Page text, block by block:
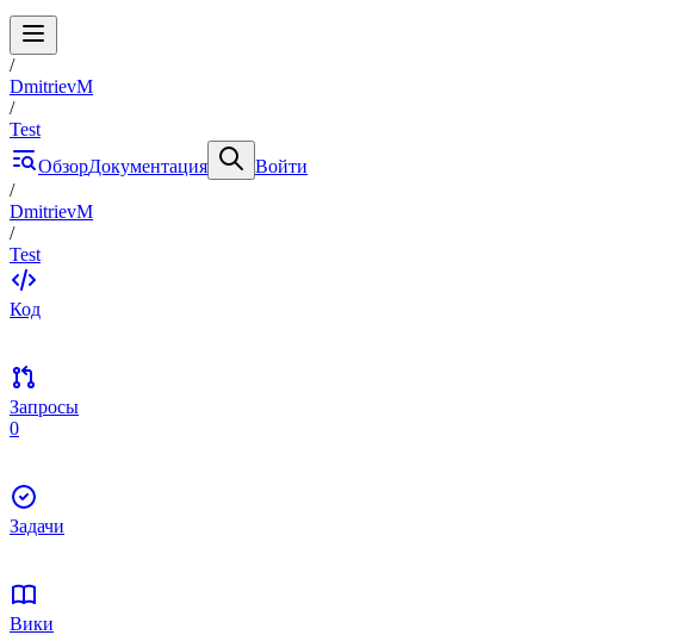
/
DmitrievM
/
Test
ОбзорДокументация
Войти
/
DmitrievM
/
Test
Код
Запросы
0
Задачи
Вики